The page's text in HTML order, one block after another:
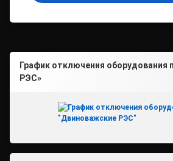
График отключения оборудования
РЭС»